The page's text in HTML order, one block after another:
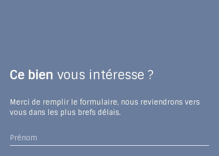
Ce bien vous intéresse ?
Merci de remplir le formulaire, nous reviendrons vers
vous dans les plus brefs délais.
Prénom